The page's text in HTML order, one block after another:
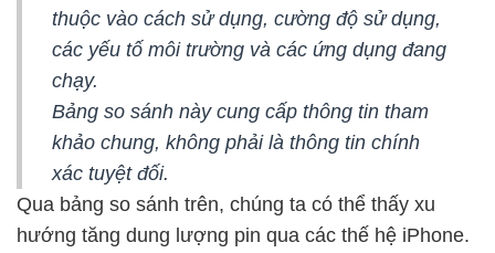
thuộc vào cách sử dụng, cường độ sử dụng,
các yếu tố môi trường và các ứng dụng đang
chạy.
Bảng so sánh này cung cấp thông tin tham
khảo chung, không phải là thông tin chính
xác tuyệt đối.
Qua bảng so sánh trên, chúng ta có thể thấy xu
hướng tăng dung lượng pin qua các thế hệ iPhone.